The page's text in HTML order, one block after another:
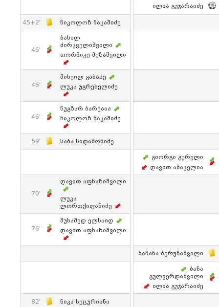
Ილია Გუჯარაიძე
45+2' Ნიკოლოზ Ნაკაშიძე
46'
Ბასილ
Ძირკველიშვილი
Თორნიკე Მუზაშვილი
46'
Მიხეილ Გაბაძე
Ლუკა Უგრეხელიძე
46'
Ნუგზარ Ბარქაია
Ნიკოლოზ Ნაკაშიძე
59' Საბა Სიდამონიძე
Გიორგი Გურული
Დავით Აბაკელია
70'
Დავით Აფხაზიშვილი
Ლუკა
Ლორთქიფანიძე
76'
Მუხამედ Ელსაიდ
Დავით Აფხაზიშვილი
Ბაჩანა Ბერუჩაშვილი
Ბაჩა
Გულვერდაშვილი
Ილია Გუჯარაიძე
82' Ნიკა Ხეცურიანი